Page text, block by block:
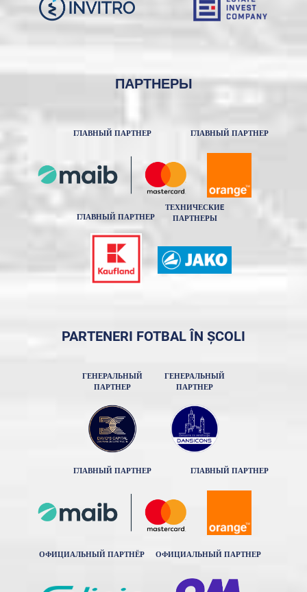
ПАРТНЕРЫ
ГЛАВНЫЙ ПАРТНЕР ГЛАВНЫЙ ПАРТНЕР
ГЛАВНЫЙ ПАРТНЕР
ТЕХНИЧЕСКИE
ПАРТНЕРЫ
PARTENERI FOTBAL ÎN ȘCOLI
ГЕНЕРАЛЬНЫЙ
ПАРТНЕР
ГЕНЕРАЛЬНЫЙ
ПАРТНЕР
ГЛАВНЫЙ ПАРТНЕР ГЛАВНЫЙ ПАРТНЕР
ОФИЦИАЛЬНЫЙ ПАРТНЁР ОФИЦИАЛЬНЫЙ ПАРТНЕР